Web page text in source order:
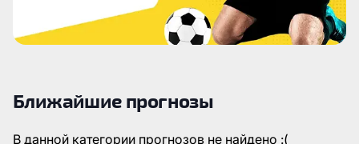
Ближайшие прогнозы
В данной категории прогнозов не найдено :(